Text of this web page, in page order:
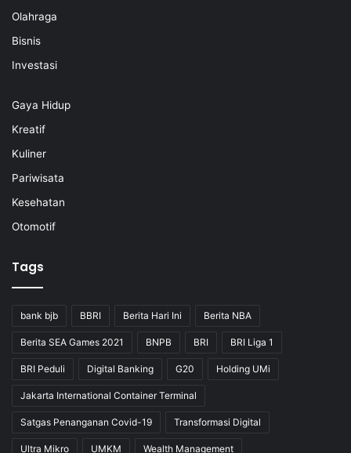
Olahraga
Bisnis
Investasi
Gaya Hidup
Kreatif
Kuliner
Pariwisata
Kesehatan
Otomotif
Tags
bank bjb BBRI Berita Hari Ini Berita NBA
Berita SEA Games 2021 BNPB BRI BRI Liga 1
BRI Peduli Digital Banking G20 Holding UMi
Jakarta International Container Terminal
Satgas Penanganan Covid-19 Transformasi Digital
Ultra Mikro UMKM Wealth Management